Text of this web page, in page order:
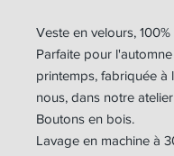
Veste en velours, 100%
Parfaite pour
printemps, fabriquée à
nous, dans notre
Boutons en bois.
Lavage en machine à